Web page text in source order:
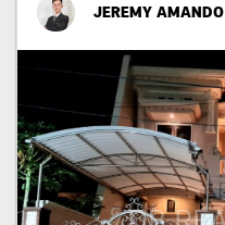
JEREMY AMANDO